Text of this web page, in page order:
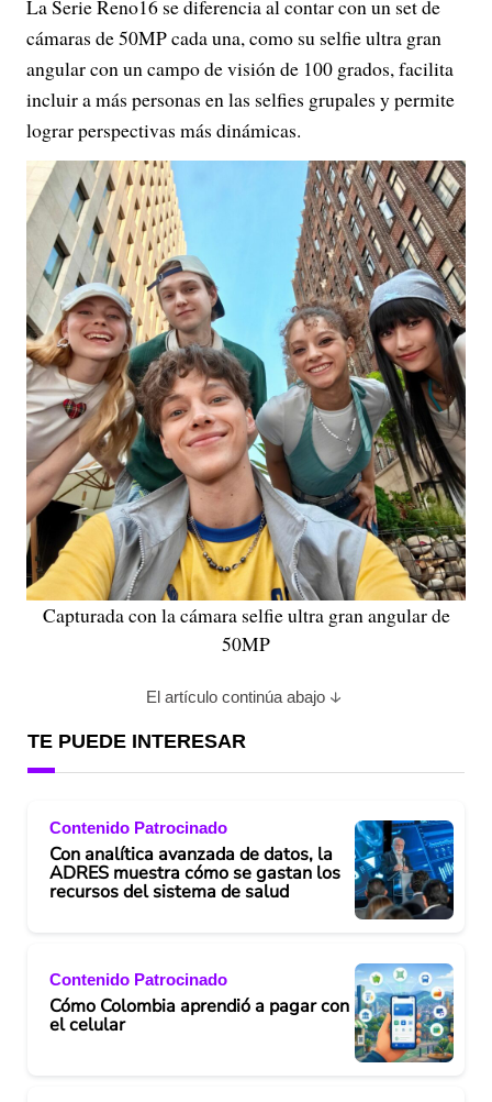
La Serie Reno16 se diferencia al contar con un set de
cámaras de 50MP cada una, como su selfie ultra gran
angular con un campo de visión de 100 grados, facilita
incluir a más personas en las selfies grupales y permite
lograr perspectivas más dinámicas.
Capturada con la cámara selfie ultra gran angular de
50MP
El artículo continúa abajo
TE PUEDE INTERESAR
Contenido Patrocinado
Con analítica avanzada de datos, la
ADRES muestra cómo se gastan los
recursos del sistema de salud
Contenido Patrocinado
Cómo Colombia aprendió a pagar con
el celular